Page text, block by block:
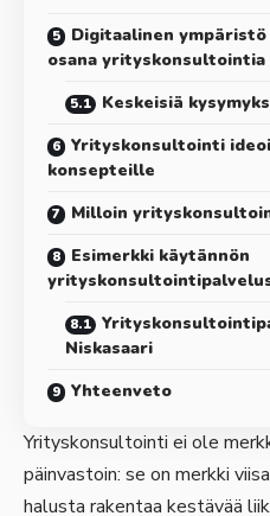
Digitaalinen
osana yrityskonsultointia
Keskeisiä
Yrityskonsultointi
konsepteille
Milloin
Esimerkki käytännön
Niskasaari
Yhteenveto
Yrityskonsultointi ei ole
päinvastoin: se on merkki
halusta rakentaa kestävää